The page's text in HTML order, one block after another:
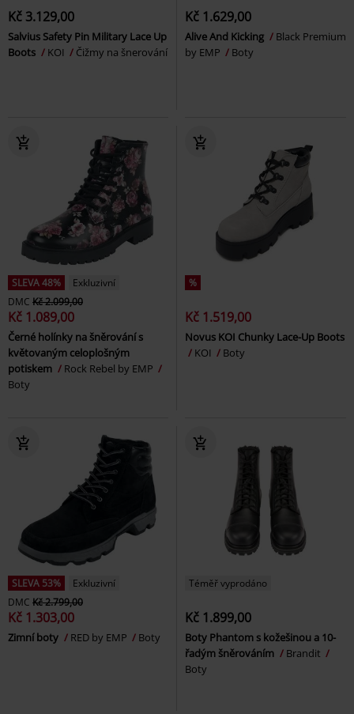
Kč 3.129,00
Salvius Safety Pin Military Lace Up
Boots
KOI Čižmy na šnerování
Kč 1.629,00
Alive And Kicking
Black Premium
by EMP
Boty
SLEVA 48%
Exkluzivní
DMC Kč 2.099,00
Kč 1.089,00
Černé holínky na šněrování s
květovaným celoplošným
potiskem
Rock Rebel by EMP
Boty
%
Kč 1.519,00
Novus KOI Chunky Lace-Up Boots
KOI
Boty
SLEVA 53%
Exkluzivní
DMC Kč 2.799,00
Kč 1.303,00
Zimní boty RED by EMP Boty
Téměř vyprodáno
Kč 1.899,00
Boty Phantom s kožešinou a 10-
řadým šněrováním
Brandit
Boty